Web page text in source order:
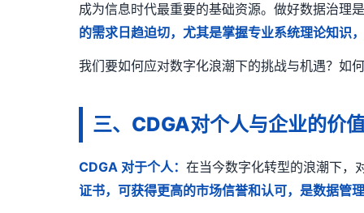
成为信息时代最重要的基础资源。做好数据治理
的需求日趋迫切，尤其是掌握专业系统理论知识
我们要如何应对数字化浪潮下的挑战与机遇？如
三、CDGA对个人与企业的价
CDGA 对于个人：在当今数字化转型的浪潮下，
证书，可获得更高的市场信誉和认可，是数据管